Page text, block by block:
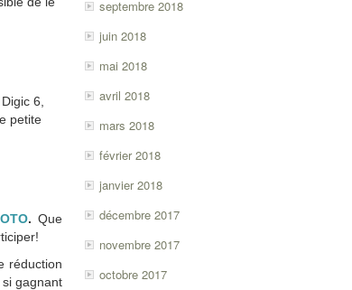
6,
petite
. Que
réduction
gagnant
septembre 2018
juin 2018
mai 2018
avril 2018
mars 2018
février 2018
janvier 2018
décembre 2017
novembre 2017
octobre 2017